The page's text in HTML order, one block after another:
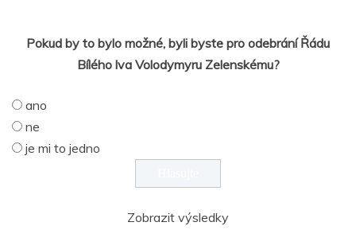
Pokud by to bylo možné, byli byste pro odebrání Řádu
Bílého lva Volodymyru Zelenskému?
ano
ne
je mi to jedno
Zobrazit výsledky